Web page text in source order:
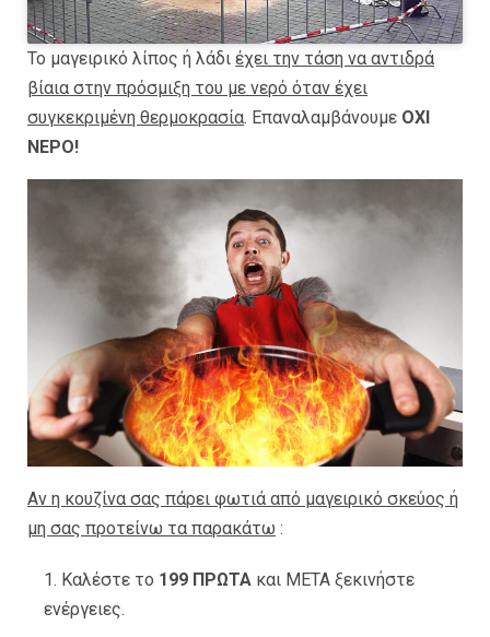
Το μαγειρικό λίπος ή λάδι έχει την τάση να αντιδρά
βίαια στην πρόσμιξη του με νερό όταν έχει
συγκεκριμένη θερμοκρασία. Επαναλαμβάνουμε ΟΧΙ
ΝΕΡΟ!
Αν η κουζίνα σας πάρει φωτιά από μαγειρικό σκεύος ή
μη σας προτείνω τα παρακάτω :
Καλέστε το 199 ΠΡΩΤΑ και ΜΕΤΑ ξεκινήστε
ενέργειες.